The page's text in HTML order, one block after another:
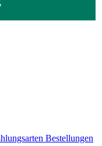
Bestellungen